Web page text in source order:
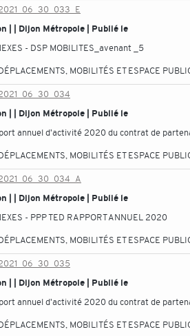
| | Dijon Métropole | Publié le
- DSP MOBILITES_avenant _5
MOBILITÉS ET ESPACE
| | Dijon Métropole | Publié le
annuel d'activité 2020 du contrat de
MOBILITÉS ET ESPACE
| | Dijon Métropole | Publié le
- PPP TED RAPPORT ANNUEL 2020
MOBILITÉS ET ESPACE
| | Dijon Métropole | Publié le
annuel d'activité 2020 du contrat de
MOBILITÉS ET ESPACE